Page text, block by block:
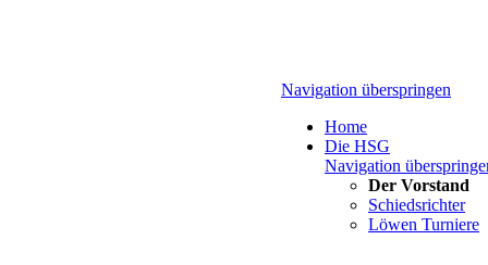
Navigation überspringen
Home
Die HSG
Navigation
Der Vorstand
Schiedsrichter
Löwen Turniere